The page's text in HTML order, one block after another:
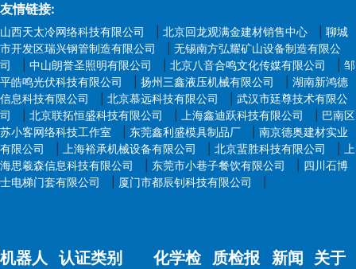
友情链接:
山西天太冷网络科技有限公司 北京回龙观满金建材销售中心
聊城
市开发区瑞兴钢管制造有限公司
无锡南方弘耀矿山设备制造有限公
司
中山朗誉圣照明有限公司 北京八音合鸣文化传媒有限公司
邹
平皓鸣光伏科技有限公司
扬州三鑫液压机械有限公司
湖南新鸿德
信息科技有限公司
北京慕远科技有限公司
武汉市廷尊技术有限公
司
北京联拓恒盛科技有限公司 上海鑫迪跃科技有限公司
巴南区
苏小客网络科技工作室
东莞鑫利盛模具制品厂
南京德奥建材实业
有限公司
上海裕承机械设备有限公司 北京蜚胜科技有限公司
上
海思羲森信息科技有限公司
东莞市小巷子餐饮有限公司
四川石博
士电梯门套有限公司
厦门市都辰钊科技有限公司
机器人
认证类别
化学检
质检报
新闻
关于